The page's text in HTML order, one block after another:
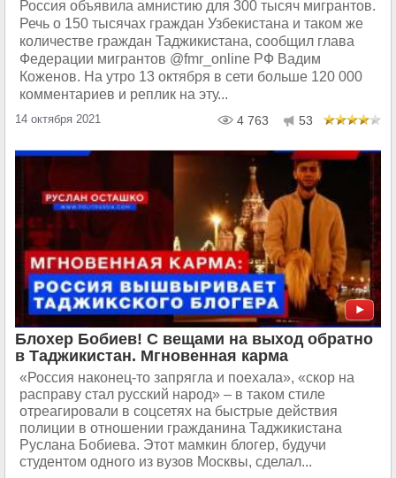
Россия объявила амнистию для 300 тысяч мигрантов.
Речь о 150 тысячах граждан Узбекистана и таком же
количестве граждан Таджикистана, сообщил глава
Федерации мигрантов @fmr_online РФ Вадим
Коженов. На утро 13 октября в сети больше 120 000
комментариев и реплик на эту...
14 октября 2021 4 763 53
Блохер Бобиев! С вещами на выход обратно
в Таджикистан. Мгновенная карма
«Россия наконец-то запрягла и поехала», «скор на
расправу стал русский народ» – в таком стиле
отреагировали в соцсетях на быстрые действия
полиции в отношении гражданина Таджикистана
Руслана Бобиева. Этот мамкин блогер, будучи
студентом одного из вузов Москвы, сделал...